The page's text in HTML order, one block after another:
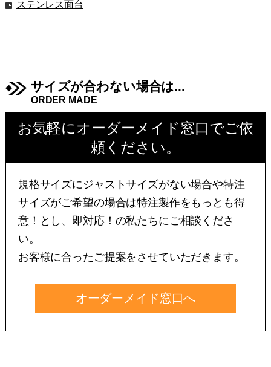
ステンレス面台
サイズが合わない場合は...
ORDER MADE
お気軽にオーダーメイド窓口でご依
頼ください。
規格サイズにジャストサイズがない場合や特注
サイズがご希望の場合は特注製作をもっとも得
意！とし、即対応！の私たちにご相談くださ
い。
お客様に合ったご提案をさせていただきます。
オーダーメイド窓口へ